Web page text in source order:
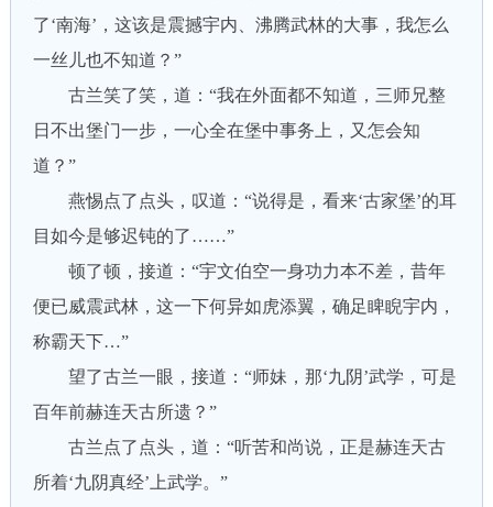
了‘南海’，这该是震撼宇内、沸腾武林的大事，我怎么
一丝儿也不知道？”
古兰笑了笑，道：“我在外面都不知道，三师兄整
日不出堡门一步，一心全在堡中事务上，又怎会知
道？”
燕惕点了点头，叹道：“说得是，看来‘古家堡’的耳
目如今是够迟钝的了……”
顿了顿，接道：“宇文伯空一身功力本不差，昔年
便已威震武林，这一下何异如虎添翼，确足睥睨宇内，
称霸天下…”
望了古兰一眼，接道：“师妹，那‘九阴’武学，可是
百年前赫连天古所遗？”
古兰点了点头，道：“听苦和尚说，正是赫连天古
所着‘九阴真经’上武学。”